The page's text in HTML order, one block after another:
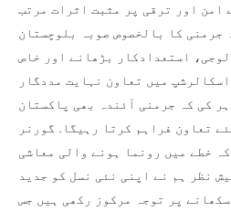
امن اور ترقی پر مثبت اثرات مرتب
جرمنی کا بالخصوص صوبہ بلوچستان
استعدادکار بڑھانے اور خاص
میں تعاون نہایت مددگار
کی کہ جرمنی آئندہ بھی پاکستان
تعاون فراہم کرتا رہیگا. گورنر
خطے میں رونما ہونے والی معاشی
نظر ہم نے اپنی نئی نسل کو جدید
پر توجہ مرکوز رکھی ہیں جس